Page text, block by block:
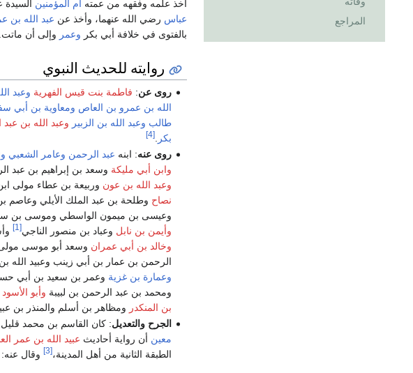
المراجع
أخذ علمه وفقهه من عمته أم المؤمنين
عباس رضي الله عنهما، وأخذ عن عبد الله بن
بالفتوى في خلافة أبي بكر وعمر وإلى أن ماتت.
روايته للحديث النبوي
روى عن: فاطمة بنت قيس الفهرية وعبد
الله بن عمرو بن العاص ومعاوية بن أبي
طالب وعبد الله بن الزبير وعبد الله بن
بكر .
[4]
روى عنه: ابنه عبد الرحمن وعامر الشعبي
وابن أبي مليكة وسعد بن إبراهيم بن عبد
وعبد الله بن عون وربيعة بن عطاء مولى
نصاح وطلحة بن عبد الملك الأيلي وعاصم
وعيسى بن ميمون الواسطي وموسى بن
وأيمن بن نابل وعباد بن منصور الناجي[1]
وخالد بن أبي عمران وسعد أبو موسى مولى
الرحمن بن عمار بن أبي زينب وعبيد
وعمارة بن غزية وعمر بن سعيد بن أبي
ومحمد بن عبد الرحمن بن لبيبة وأبو
بن المنكدر ومظاهر بن أسلم والمنذر بن
الجرح والتعديل: كان القاسم بن محمد
معين أن رواية أحاديث عبيد الله بن عمر
الطبقة الثانية من أهل المدينة،[3] وقال